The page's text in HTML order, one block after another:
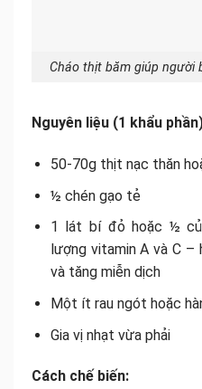
Cháo thịt băm giúp người
Nguyên liệu (1 khẩu
50-70g thịt nạc thăn
½ chén gạo tẻ
1 lát bí đỏ hoặc ½
lượng vitamin A và C
và tăng miễn dịch
Một ít rau ngót hoặc
Gia vị nhạt vừa phải
Cách chế biến: